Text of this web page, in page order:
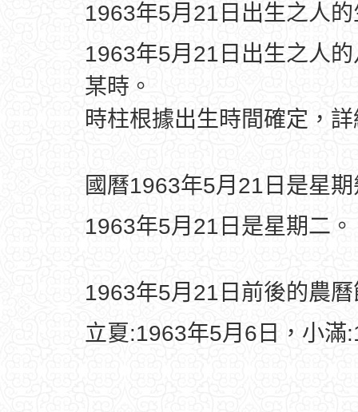
1963年5月21日出生之人
1963年5月21日出生之人
某時。
時柱根據出生時間確定，
國曆1963年5月21日是星
1963年5月21日是星期二。
1963年5月21日前後的農
立夏:1963年5月6日，小滿